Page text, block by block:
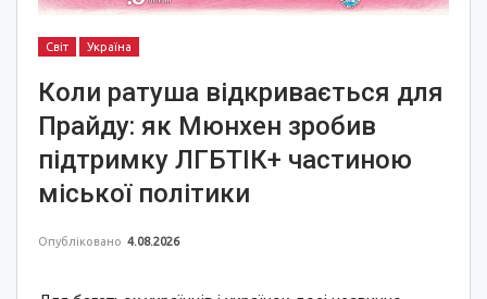
Світ Україна
Коли ратуша відкривається для
Прайду: як Мюнхен зробив
підтримку ЛГБТІК+ частиною
міської політики
Опубліковано 4.08.2026